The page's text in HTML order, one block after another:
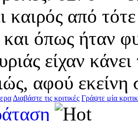
καιρός από τότε
και όπως ήταν
είχαν
αφού εκείνη
Διαβάστε τις κριτικές Γράψτε μία